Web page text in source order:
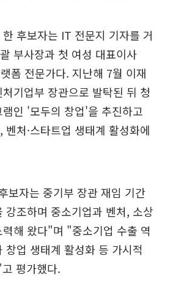
후보자는 IT 전문지 기자를 거
부사장과 첫 여성 대표이사
폼 전문가다. 지난해 7월 이재
기업부 장관으로 발탁된 뒤 청
인 '모두의 창업'을 추진하고
처·스타트업 생태계 활성화에
보자는 중기부 장관 재임 기간
강조하며 중소기업과 벤처, 소상
해 왔다"며 "중소기업 수출 역
창업 생태계 활성화 등 가시적
평가했다.